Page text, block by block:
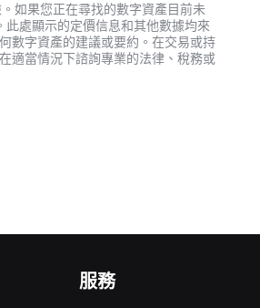
如果您正在尋找的數字資產目前未
處顯示的定價信息和其他數據均來
數字資產的建議或要約。在交易或持
適當情況下諮詢專業的法律、稅務或
服務